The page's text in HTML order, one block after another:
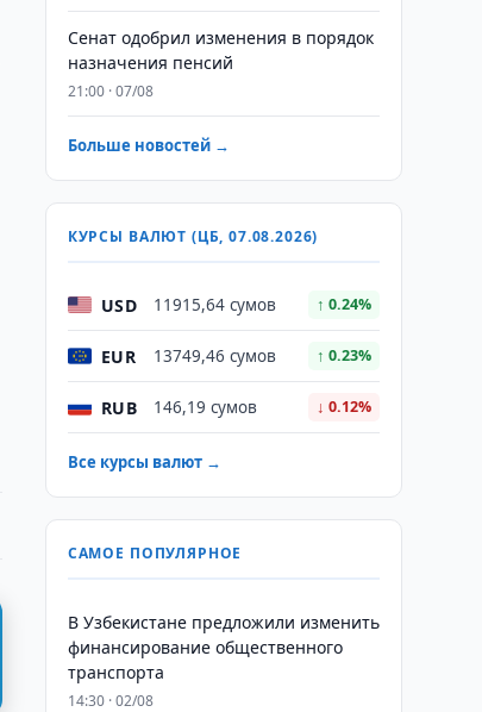
Сенат одобрил изменения в порядок
назначения пенсий
21:00 · 07/08
Больше новостей →
КУРСЫ ВАЛЮТ (ЦБ, 07.08.2026)
USD 11915,64 сумов ↑ 0.24%
EUR 13749,46 сумов ↑ 0.23%
RUB 146,19 сумов ↓ 0.12%
Все курсы валют →
САМОЕ ПОПУЛЯРНОЕ
В Узбекистане предложили изменить
финансирование общественного
транспорта
14:30 · 02/08